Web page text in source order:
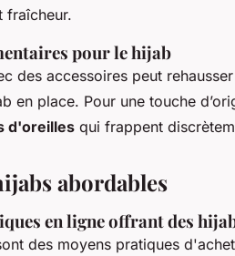
fraîcheur.
pour le hijab
des accessoires peut
en place. Pour une touche
d'oreilles qui frappent
abordables
en ligne offrant des
des moyens pratiques